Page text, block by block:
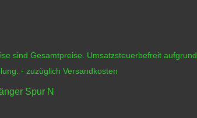
sind Gesamtpreise. Umsatzsteuerbefreit aufgrund
- zuzüglichVersandkosten
Spur N